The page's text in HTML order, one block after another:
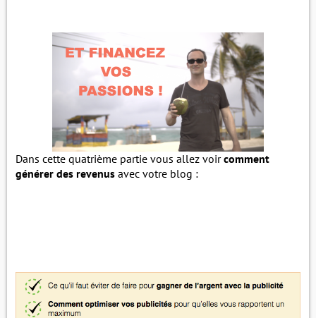
Dans cette quatrième partie vous allez voircomment
générer des revenus avec votre blog :